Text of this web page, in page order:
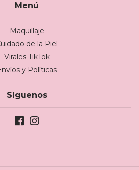
Menú
Maquillaje
de la Piel
Virales TikTok
y Políticas
Síguenos